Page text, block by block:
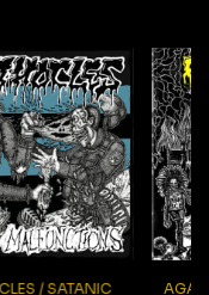
/ SATANIC